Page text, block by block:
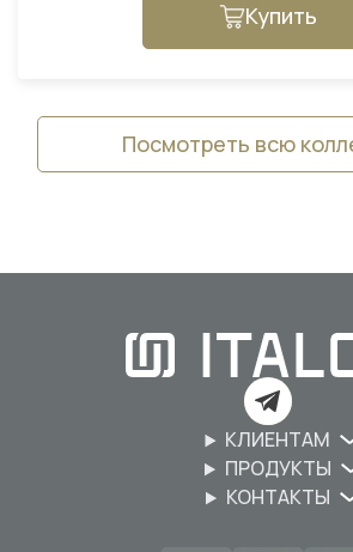
Купить
Посмотреть всю
КЛИЕНТАМ
ПРОДУКТЫ
КОНТАКТЫ